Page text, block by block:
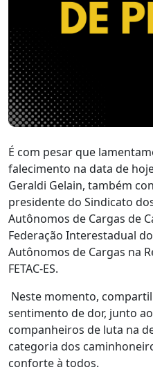
É com pesar que
falecimento na data de
Geraldi Gelain, também
presidente do Sindicato
Autônomos de Cargas de
Federação Interestadual
Autônomos de Cargas na
FETAC-ES.
Neste momento,
sentimento de dor, junto
companheiros de luta na
categoria dos
conforte à todos.